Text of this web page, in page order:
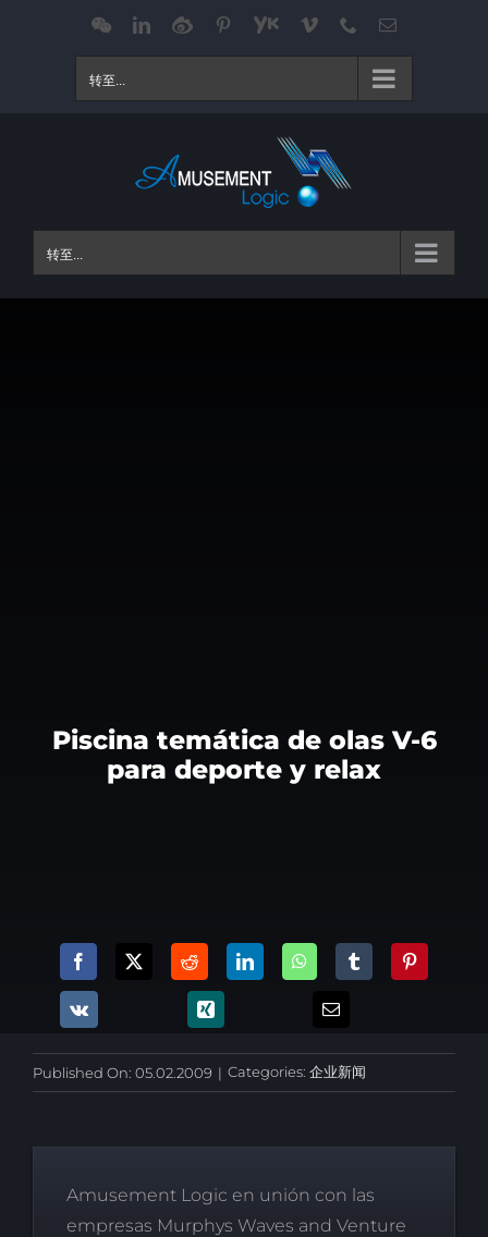
WeChatLinkedIn
Weibo Pinterest
Youku Vimeo Phone电
转至...
转至...
Piscina temática de olas V-6
para deporte y relax
Published On: 05.02.2009 | Categories: 企业新闻
Amusement Logic en unión con las
empresas Murphys Waves and Venture